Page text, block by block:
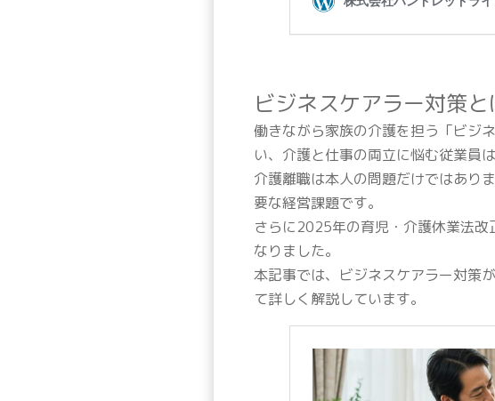
ビジネスケアラー対策
働きながら家族の介護を担う「ビジ
い、介護と仕事の両立に悩む従業員
介護離職は本人の問題だけではあり
要な経営課題です。
さらに2025年の育児・介護休業法
なりました。
本記事では、ビジネスケアラー対策
て詳しく解説しています。